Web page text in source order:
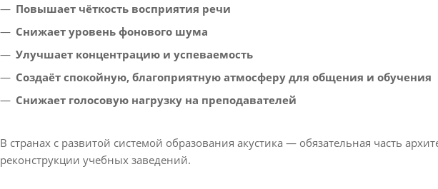
Повышает чёткость восприятия речи
Снижает уровень фонового шума
Улучшает концентрацию и успеваемость
Создаёт спокойную, благоприятную атмосферу для общения и обучения
Снижает голосовую нагрузку на преподавателей
В странах с развитой системой образования акустика — обязательная часть
реконструкции учебных заведений.